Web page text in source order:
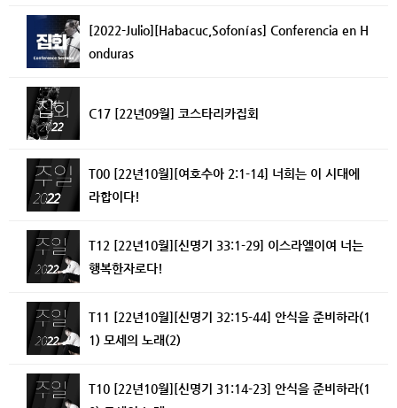
[2022-Julio][Habacuc,Sofonías] Conferencia en H
onduras
C17 [22년09월] 코스타리카집회
T00 [22년10월][여호수아 2:1-14] 너희는 이 시대에
라합이다!
T12 [22년10월][신명기 33:1-29] 이스라엘이여 너는
행복한자로다!
T11 [22년10월][신명기 32:15-44] 안식을 준비하라(1
1) 모세의 노래(2)
T10 [22년10월][신명기 31:14-23] 안식을 준비하라(1